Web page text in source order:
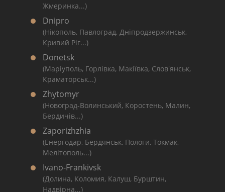
Жмеринка...)
Dnipro
(Нікополь, Павлоград, Дніпродзержинськ,
Кривий Ріг...)
Donetsk
(Маріуполь, Горлівка, Макіївка, Слов'янськ,
Краматорськ...)
Zhytomyr
(Новоград-Волинський, Коростень, Малин,
Бердичів...)
Zaporizhzhia
(Енергодар, Бердянськ, Пологи, Токмак,
Мелітополь...)
Ivano-Frankivsk
(Долина, Коломия, Калуш, Бурштин,
Надвірна...)